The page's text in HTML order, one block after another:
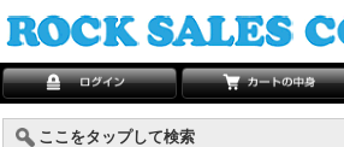
ここをタップして検索